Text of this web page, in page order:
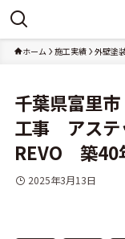
ホーム 施工実績 外壁塗
千葉県富里
工事 アステ
REVO 築40
2025年3月13日